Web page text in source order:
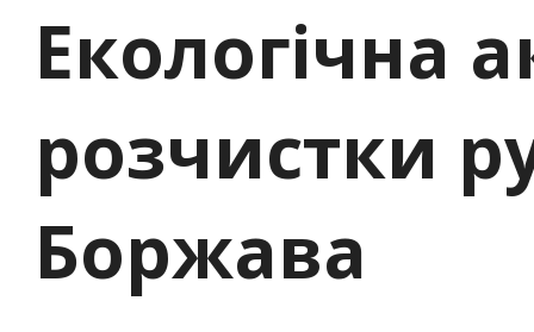
Екологічна
розчистки
Боржава